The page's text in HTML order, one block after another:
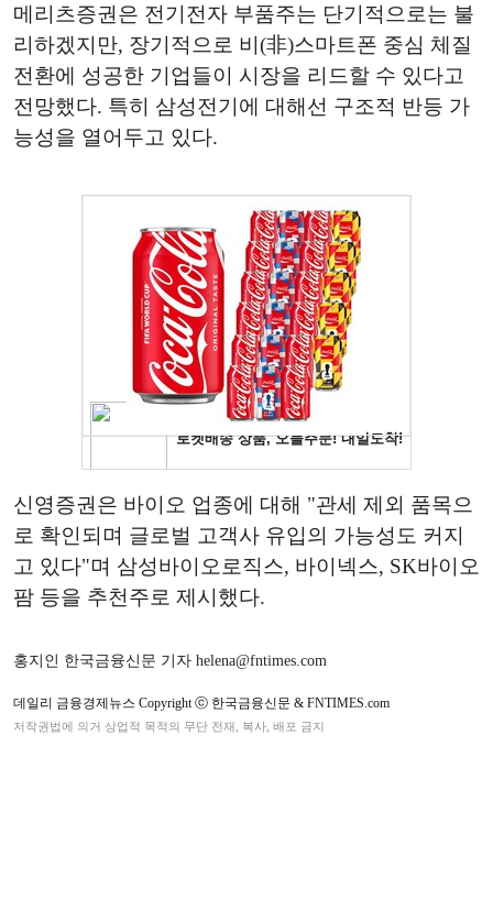
메리츠증권은 전기전자 부품주는 단기적으로는 불
리하겠지만, 장기적으로 비(非)스마트폰 중심 체질
전환에 성공한 기업들이 시장을 리드할 수 있다고
전망했다. 특히 삼성전기에 대해선 구조적 반등 가
능성을 열어두고 있다.
신영증권은 바이오 업종에 대해 "관세 제외 품목으
로 확인되며 글로벌 고객사 유입의 가능성도 커지
고 있다"며 삼성바이오로직스, 바이넥스, SK바이오
팜 등을 추천주로 제시했다.
홍지인 한국금융신문 기자 helena@fntimes.com
데일리 금융경제뉴스 Copyright ⓒ 한국금융신문 & FNTIMES.com
저작권법에 의거 상업적 목적의 무단 전재, 복사, 배포 금지